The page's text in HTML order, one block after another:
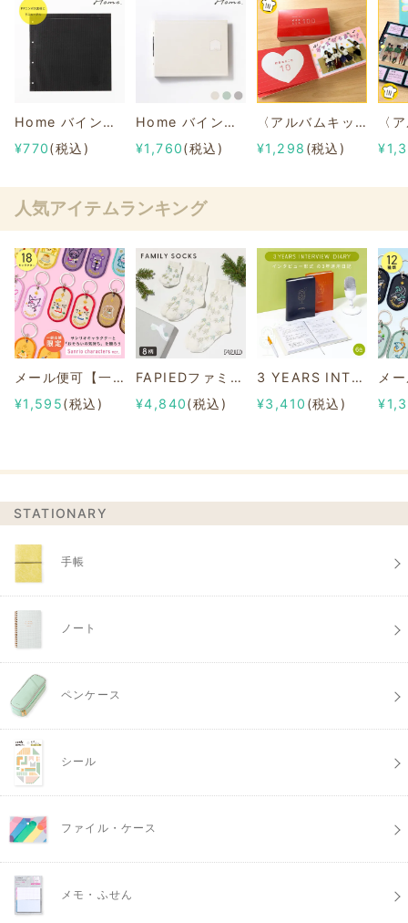
Home バインダーアルバム＜L＞リフィル 【フリーポケット】
¥770(税込)
Home バインダーアルバム バインダー＜M＞
¥1,760(税込)
〈アルバムキッチンセット〉送別028
¥1,298 (税込)
人気アイテムランキング
メール便可【一部店舗限定】2/8b PAIR KEY RING Sanrio characters ver.
¥1,595(税込)
FAPIEDファミリーソックスセット 総柄
¥4,840(税込)
3 YEARS INTERVIEW DIARY
¥3,410 (税込)
STATIONARY
手帳
ノート
ペンケース
シール
ファイル・ケース
メモ・ふせん